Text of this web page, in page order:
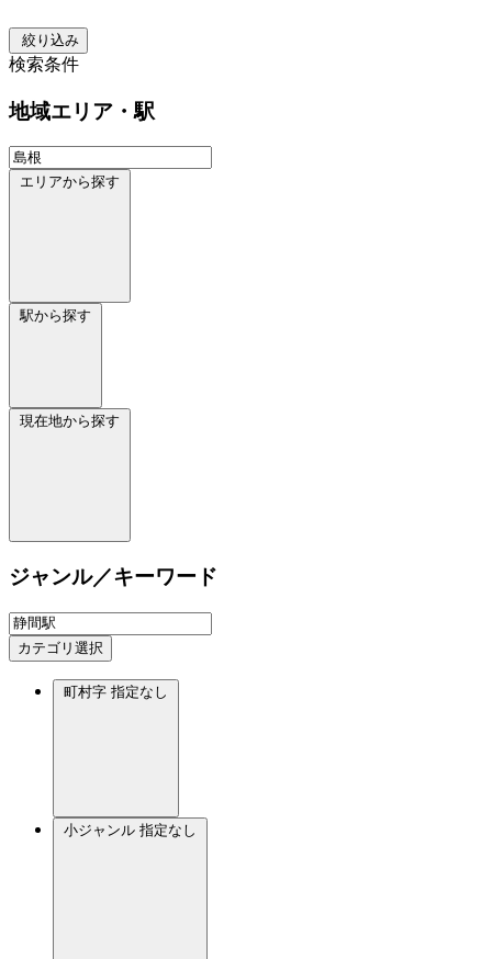
絞り込み
検索条件
地域エリア・駅
エリアから探す
駅から探す
現在地から探す
ジャンル／キーワード
カテゴリ選択
町村字 指定なし
小ジャンル 指定なし